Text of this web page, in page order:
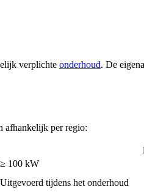
verplichte onderhoud. De
afhankelijk per regio:
≥ 100 kW
Uitgevoerd tijdens het onderhoud